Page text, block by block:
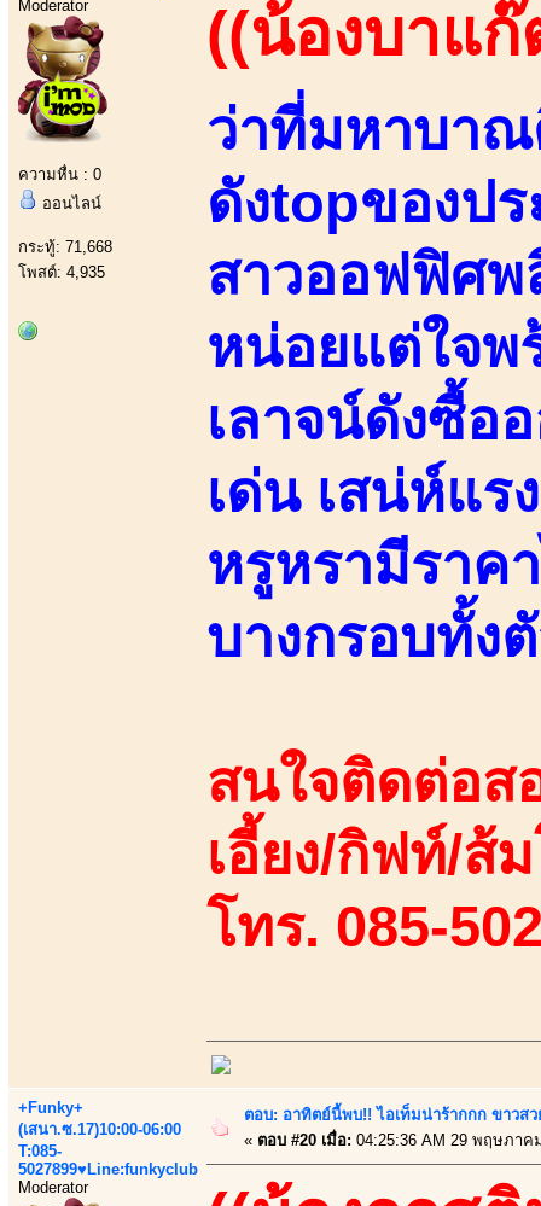
Moderator
ความหื่น : 0
ออนไลน์
กระทู้: 71,668
โพสต์: 4,935
((น้องบาแก๊
ว่าที่มหาบา
ดังtopของป
สาวออฟฟิศพ
หน่อยแต่ใจพ
เลาจน์ดังซื้อ
เด่น เสน่ห์แ
หรูหรามีราค
บางกรอบทั้ง
สนใจติดต่อส
เอี้ยง/กิฟท์/ส้
โทร. 085-
+Funky+
(เสนา.ซ.17)10:00-06:00
T:085-
5027899♥Line:funkyclub
Moderator
ตอบ: อาทิตย์นี้พบ!! ไอเท็มน่าร้ากกก ขาวส
« ตอบ #20 เมื่อ: 04:25:36 AM 29 พฤษภาค